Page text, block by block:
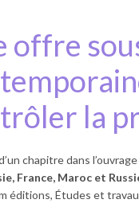
offre
la
chapitre dans l’ouvrage
France, Maroc et
éditions, Études et